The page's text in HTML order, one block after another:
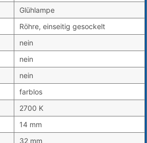
Glühlampe
Röhre, einseitig gesockelt
nein
nein
nein
farblos
2700 K
14 mm
32 mm